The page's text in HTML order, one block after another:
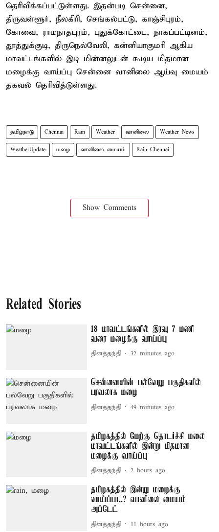
தெரிவிக்கப்பட்டுள்ளது. இதன்படி சென்னை,
திருவள்ளூர், நீலகிரி, செங்கல்பட்டு, காஞ்சிபுரம்,
கோவை, ராமநாதபுரம், புதுக்கோட்டை, நாகப்பட்டினம்,
தூத்துக்குடி, திருநெல்வேலி, கன்னியாகுமரி ஆகிய
மாவட்டங்களில் இடி மின்னலுடன் கூடிய மிதமான
மழைக்கு வாய்ப்பு சென்னை வானிலை ஆய்வு மையம்
தகவல் தெரிவித்டுள்ளது.
தமிழ்நாடு Chennai Rain Weather வானிலை Weather News
WeatherUpdate மழை வானிலை மையம் Rain Chennai
Show Comments
Related Stories
18 மாவட்டங்களில் இரவு 7 மணி
வரை மழைக்கு வாய்ப்பு
தினத்தந்தி 32 minutes ago
சென்னையின் பல்வேறு பகுதிகளில்
பரவலாக மழை
தினத்தந்தி 49 minutes ago
தமிழகத்தில் மேற்கு தொடர்ச்சி மலை
மாவட்டங்களில் இன்று மிதமான
மழைக்கு வாய்ப்பு
தினத்தந்தி 2 hours ago
தமிழகத்தில் இன்று மழைக்கு
வாய்ப்பா..? வானிலை மையம்
அப்டேட்
தினத்தந்தி 11 hours ago